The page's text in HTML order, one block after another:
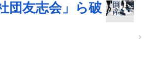
団友志会」ら破